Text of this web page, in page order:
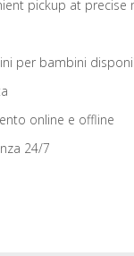
pickup at precise
per bambini
online e offline
24/7